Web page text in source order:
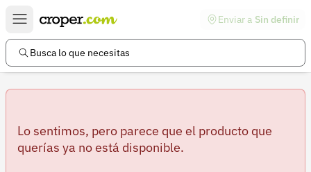
Enviar a Sin definir
Busca lo que necesitas
Lo sentimos, pero parece que el producto que
querías ya no está disponible.
Enlaces de interés
Preguntas frecuentes
Información legal
Términos y condiciones